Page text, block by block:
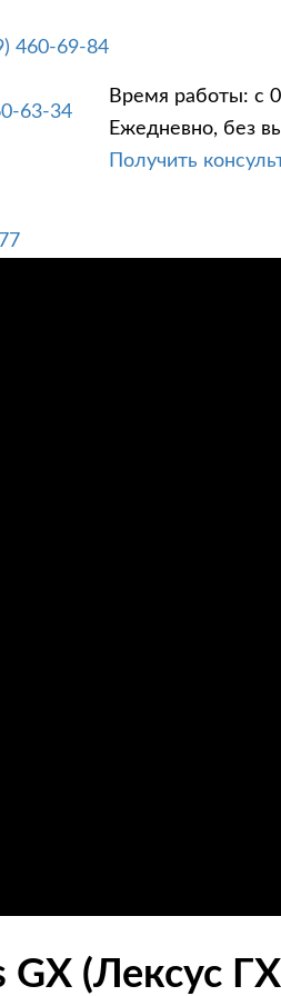
460-69-84
63-34
Время работы: с
Ежедневно, без
Получить
(Лексус